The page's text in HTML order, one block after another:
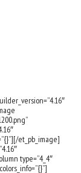
et_pb_image]
type=”4_4″